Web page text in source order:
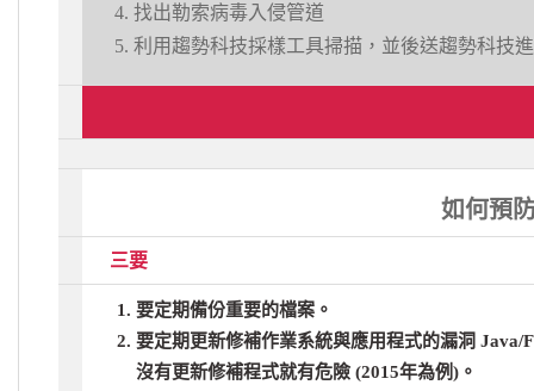
找出勒索病毒入侵管道
利用趨勢科技採樣工具掃描，並後送趨勢科技
如何預
三要
要定期備份重要的檔案。
要定期更新修補作業系統與應用程式的漏洞 Java/
沒有更新修補程式就有危險 (2015年為例)。